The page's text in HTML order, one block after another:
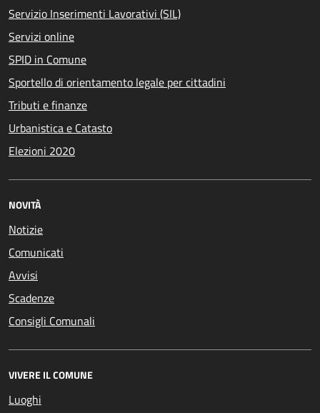
Servizio Inserimenti Lavorativi (SIL)
Servizi online
SPID in Comune
Sportello di orientamento legale per cittadini
Tributi e finanze
Urbanistica e Catasto
Elezioni 2020
NOVITÀ
Notizie
Comunicati
Avvisi
Scadenze
Consigli Comunali
VIVERE IL COMUNE
Luoghi